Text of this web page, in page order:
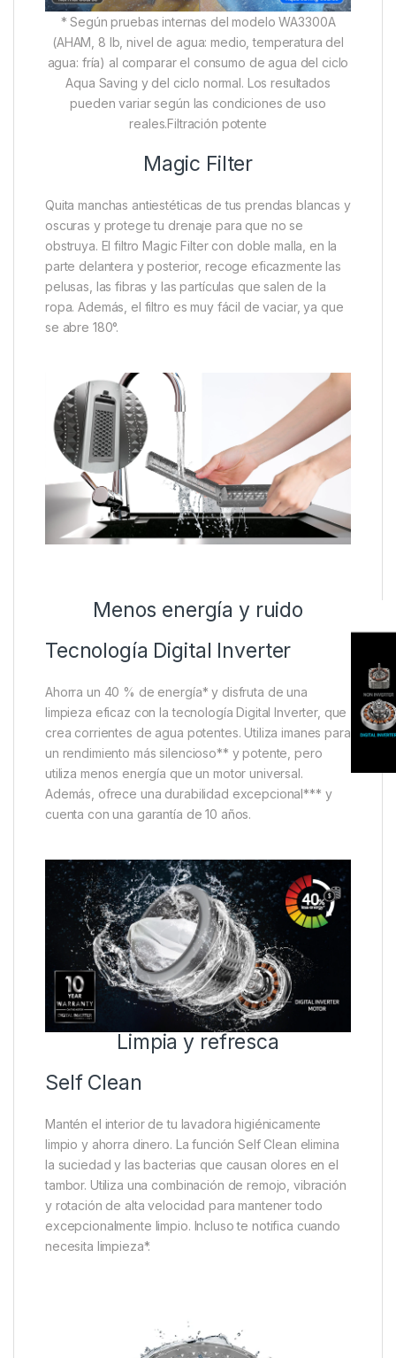
* Según pruebas internas del modelo WA3300A
(AHAM, 8 lb, nivel de agua: medio, temperatura del
agua: fría) al comparar el consumo de agua del ciclo
Aqua Saving y del ciclo normal. Los resultados
pueden variar según las condiciones de uso
reales.Filtración potente
Magic Filter
Quita manchas antiestéticas de tus prendas blancas y
oscuras y protege tu drenaje para que no se
obstruya. El filtro Magic Filter con doble malla, en la
parte delantera y posterior, recoge eficazmente las
pelusas, las fibras y las partículas que salen de la
ropa. Además, el filtro es muy fácil de vaciar, ya que
se abre 180°.
Menos energía y ruido
Tecnología Digital Inverter
Ahorra un 40 % de energía* y disfruta de una
limpieza eficaz con la tecnología Digital Inverter, que
crea corrientes de agua potentes. Utiliza imanes para
un rendimiento más silencioso** y potente, pero
utiliza menos energía que un motor universal.
Además, ofrece una durabilidad excepcional*** y
cuenta con una garantía de 10 años.
Limpia y refresca
Self Clean
Mantén el interior de tu lavadora higiénicamente
limpio y ahorra dinero. La función Self Clean elimina
la suciedad y las bacterias que causan olores en el
tambor. Utiliza una combinación de remojo, vibración
y rotación de alta velocidad para mantener todo
excepcionalmente limpio. Incluso te notifica cuando
necesita limpieza*.